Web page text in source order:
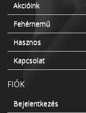
Akcióink
Fehérnemű
Hasznos
Kapcsolat
FIÓK
Bejelentkezés